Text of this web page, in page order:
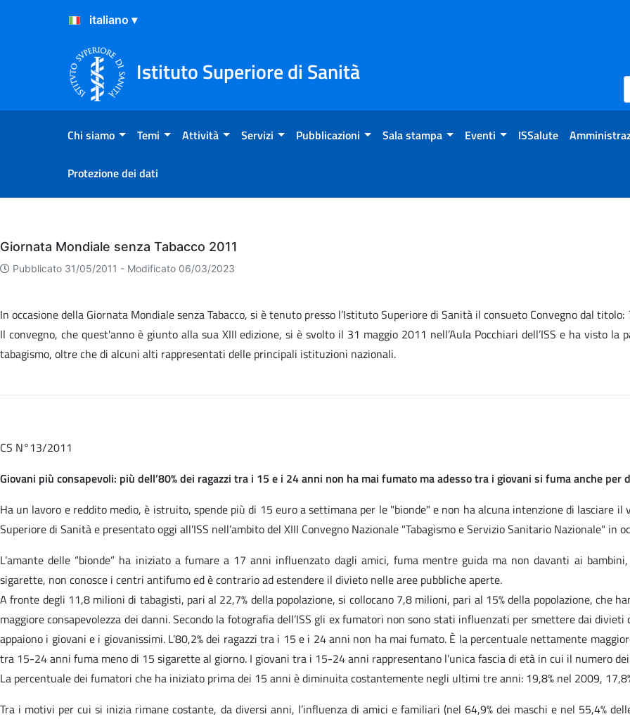
Salta al Contenuto
Salta al Footer
Istituto Superiore di Sanità
Chi siamo Temi Attività Servizi Pubblicazioni Sala stampa Eventi ISSalute
Protezione dei dati
Eventi
Giornata Mondiale senza Tabacco 2011
Pubblicato 31/05/2011 - Modificato 06/03/2023
In occasione della Giornata Mondiale senza Tabacco, si è tenuto presso l’Istituto Superiore di Sanità il consueto Convegno dal titolo:
Il convegno, che quest'anno è giunto alla sua XIII edizione, si è svolto il 31 maggio 2011 nell’Aula Pocchiari dell’ISS e ha visto
tabagismo, oltre che di alcuni alti rappresentati delle principali istituzioni nazionali.
CS N°13/2011
Giovani più consapevoli: più dell’80% dei ragazzi tra i 15 e i 24 anni non ha mai fumato ma adesso tra i giovani si fuma anche per
Ha un lavoro e reddito medio, è istruito, spende più di 15 euro a settimana per le "bionde" e non ha alcuna intenzione di lasciare
Superiore di Sanità e presentato oggi all’ISS nell’ambito del XIII Convegno Nazionale "Tabagismo e Servizio Sanitario Nazionale" in
L’amante delle “bionde” ha iniziato a fumare a 17 anni influenzato dagli amici, fuma mentre guida ma non davanti ai
sigarette, non conosce i centri antifumo ed è contrario ad estendere il divieto nelle aree pubbliche aperte.
A fronte degli 11,8 milioni di tabagisti, pari al 22,7% della popolazione, si collocano 7,8 milioni, pari al 15% della popolazione, che
maggiore consapevolezza dei danni. Secondo la fotografia dell’ISS gli ex fumatori non sono stati influenzati per smettere dai
appaiono i giovani e i giovanissimi. L’80,2% dei ragazzi tra i 15 e i 24 anni non ha mai fumato. È la percentuale nettamente
tra 15-24 anni fuma meno di 15 sigarette al giorno. I giovani tra i 15-24 anni rappresentano l’unica fascia di età in cui il numero
La percentuale dei fumatori che ha iniziato prima dei 15 anni è diminuita costantemente negli ultimi tre anni: 19,8% nel 2009,
Tra i motivi per cui si inizia rimane costante, da diversi anni, l’influenza di amici e familiari (nel 64,9% dei maschi e nel 55,4%